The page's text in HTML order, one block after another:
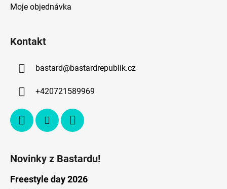
Moje objednávka
Kontakt
bastard@bastardrepublik.cz
+420721589969
Novinky z Bastardu!
Freestyle day 2026